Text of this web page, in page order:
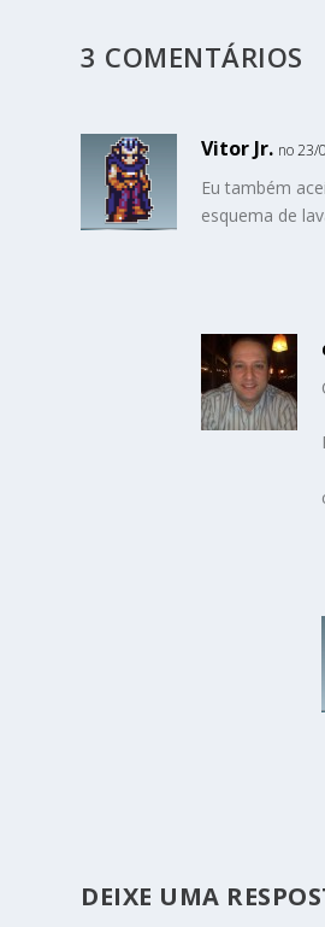
3 COMENTÁRIOS
Vitor Jr. no 23/
Eu também
esquema de
DEIXE UMA